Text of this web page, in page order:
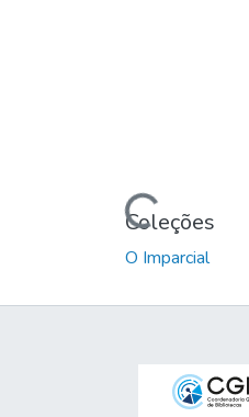
Carregando...
Coleções
O Imparcial